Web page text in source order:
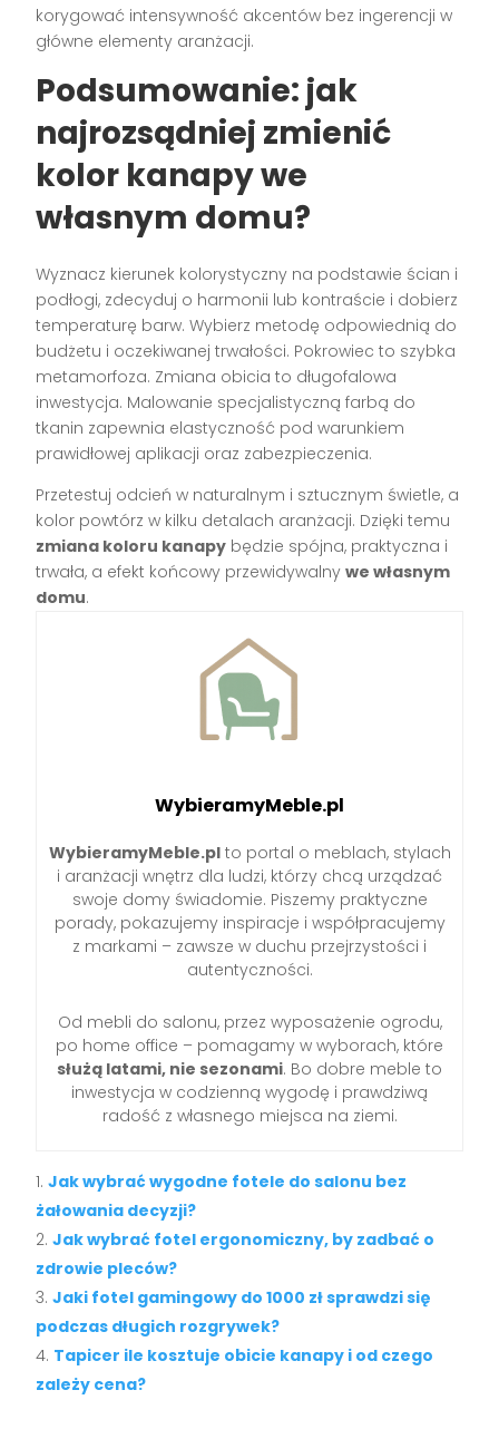
korygować intensywność akcentów bez ingerencji w
główne elementy aranżacji.
Podsumowanie: jak
najrozsądniej zmienić
kolor kanapy we
własnym domu?
Wyznacz kierunek kolorystyczny na podstawie ścian i
podłogi, zdecyduj o harmonii lub kontraście i dobierz
temperaturę barw. Wybierz metodę odpowiednią do
budżetu i oczekiwanej trwałości. Pokrowiec to szybka
metamorfoza. Zmiana obicia to długofalowa
inwestycja. Malowanie specjalistyczną farbą do
tkanin zapewnia elastyczność pod warunkiem
prawidłowej aplikacji oraz zabezpieczenia.
Przetestuj odcień w naturalnym i sztucznym świetle, a
kolor powtórz w kilku detalach aranżacji. Dzięki temu
zmiana koloru kanapy będzie spójna, praktyczna i
trwała, a efekt końcowy przewidywalnywe własnym
domu.
WybieramyMeble.pl
WybieramyMeble.plto portal o meblach, stylach
i aranżacji wnętrz dla ludzi, którzy chcą urządzać
swoje domy świadomie. Piszemy praktyczne
porady, pokazujemy inspiracje i współpracujemy
z markami – zawsze w duchu przejrzystości i
autentyczności.
Od mebli do salonu, przez wyposażenie ogrodu,
po home office – pomagamy w wyborach, które
służą latami, nie sezonami. Bo dobre meble to
inwestycja w codzienną wygodę i prawdziwą
radość z własnego miejsca na ziemi.
Jak wybrać wygodne fotele do salonu bez
żałowania decyzji?
Jak wybrać fotel ergonomiczny, by zadbać o
zdrowie pleców?
Jaki fotel gamingowy do 1000 zł sprawdzi się
podczas długich rozgrywek?
Tapicer ile kosztuje obicie kanapy i od czego
zależy cena?